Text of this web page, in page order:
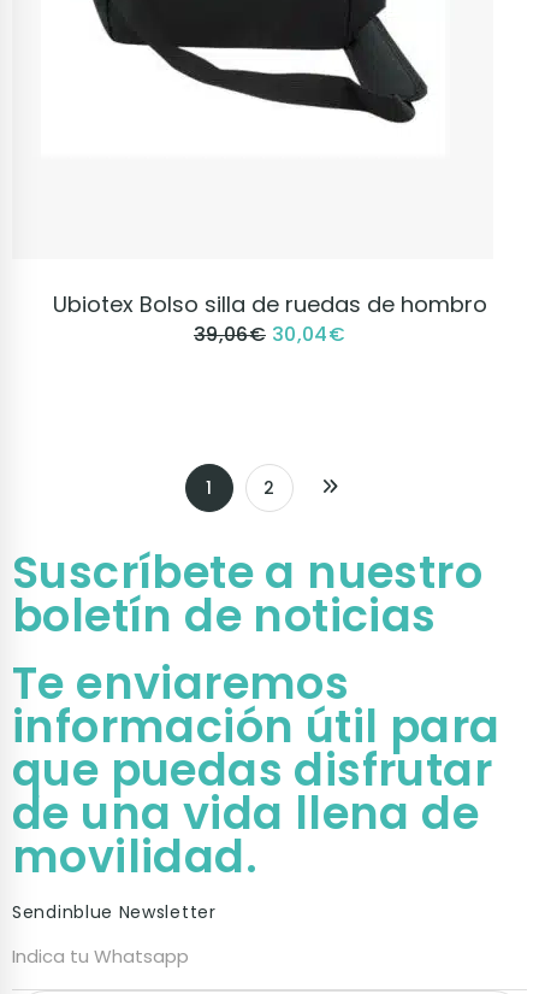
VER PRODUCTO
Ubiotex Bolso silla de ruedas de hombro
39,06€ 30,04€
1 2
Suscríbete a nuestro
boletín de noticias
Te enviaremos
información útil para
que puedas disfrutar
de una vida llena de
movilidad.
Sendinblue Newsletter